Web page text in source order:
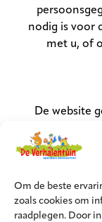
Om de beste
zoals cookies om
raadplegen. Door
nodig is voor
met u, of
De website
zodat u die
kunnen er
Wanneer u
tonen wij een
we vragen om